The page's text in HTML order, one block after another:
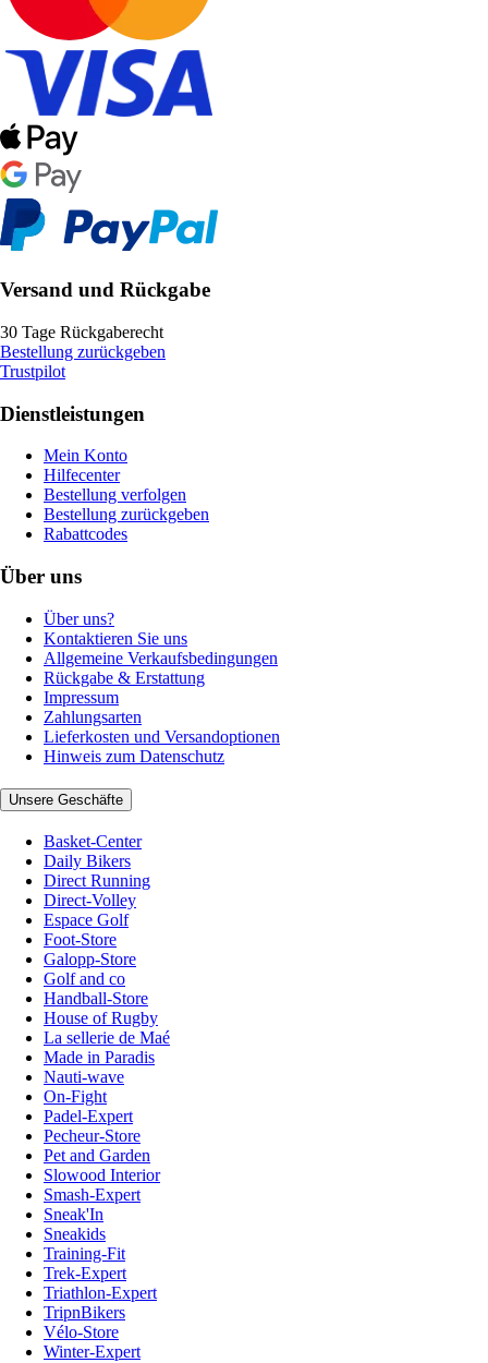
Versand und Rückgabe
30 Tage Rückgaberecht
Bestellung zurückgeben
Trustpilot
Dienstleistungen
Mein Konto
Hilfecenter
Bestellung verfolgen
Bestellung zurückgeben
Rabattcodes
Über uns
Über uns?
Kontaktieren Sie uns
Allgemeine Verkaufsbedingungen
Rückgabe & Erstattung
Impressum
Zahlungsarten
Lieferkosten und Versandoptionen
Hinweis zum Datenschutz
Unsere Geschäfte
Basket-Center
Daily Bikers
Direct Running
Direct-Volley
Espace Golf
Foot-Store
Galopp-Store
Golf and co
Handball-Store
House of Rugby
La sellerie de Maé
Made in Paradis
Nauti-wave
On-Fight
Padel-Expert
Pecheur-Store
Pet and Garden
Slowood Interior
Smash-Expert
Sneak'In
Sneakids
Training-Fit
Trek-Expert
Triathlon-Expert
TripnBikers
Vélo-Store
Winter-Expert